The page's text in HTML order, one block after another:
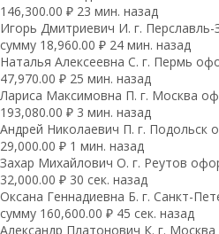
146,300.00 ₽ 23 мин. назад
Игорь Дмитриевич И. г.
сумму 18,960.00 ₽ 24 мин. назад
Наталья Алексеевна С. г. Пермь
47,970.00 ₽ 25 мин. назад
Лариса Максимовна П. г. Москва
193,080.00 ₽ 3 мин. назад
Андрей Николаевич П. г. Подольск
29,000.00 ₽ 1 мин. назад
Захар Михайлович О. г. Реутов
32,000.00 ₽ 30 сек. назад
Оксана Геннадиевна Б. г. Санкт-
сумму 160,600.00 ₽ 45 сек. назад
Александр Платонович К. г.